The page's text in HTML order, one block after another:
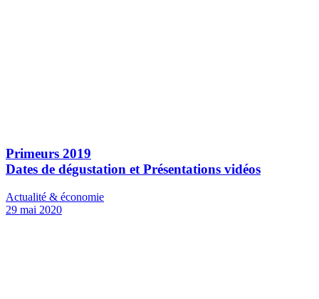
Primeurs 2019
Dates de dégustation et Présentations vidéos
Actualité & économie
29 mai 2020